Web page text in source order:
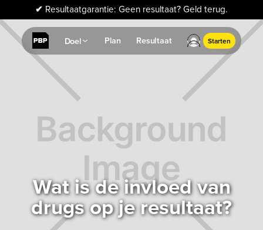
✔ Resultaatgarantie: Geen resultaat? Geld terug.
Doel Plan Resultaat Starten
Wat is de invloed van
drugs op je resultaat?